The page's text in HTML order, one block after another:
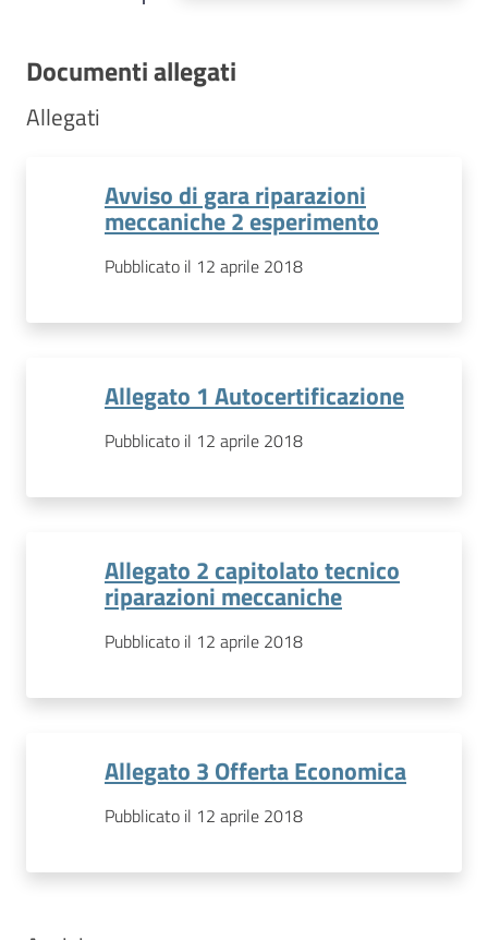
Documenti allegati
Allegati
Avviso di gara riparazioni
meccaniche 2 esperimento
Pubblicato il 12 aprile 2018
Allegato 1 Autocertificazione
Pubblicato il 12 aprile 2018
Allegato 2 capitolato tecnico
riparazioni meccaniche
Pubblicato il 12 aprile 2018
Allegato 3 Offerta Economica
Pubblicato il 12 aprile 2018